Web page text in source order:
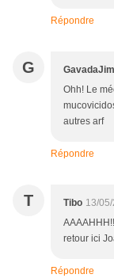
Répondre
G GavadaJim
Ohh! Le
autres arf
Répondre
T Tibo 13/
retour ici
Répondre